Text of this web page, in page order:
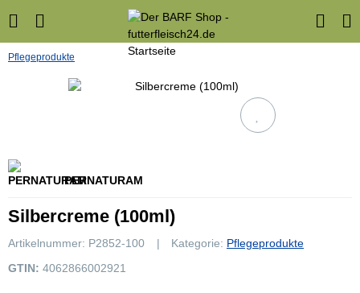
Pflegeprodukte
PERNATURAM
Silbercreme (100ml)
Artikelnummer: P2852-100 Kategorie: Pflegeprodukte
GTIN: 4062866002921